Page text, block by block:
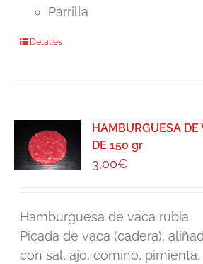
Parrilla
Detalles
HAMBURGUESA
DE 150 gr
3,00€
Hamburguesa de vaca rubia.
Picada de vaca (cadera),
con sal, ajo, comino, pimienta,